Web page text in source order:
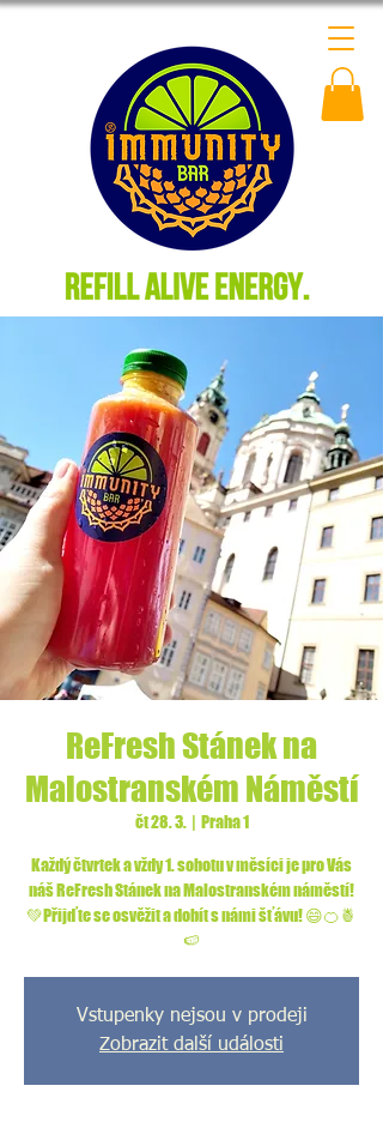
ReFresh Stánek na
Malostranském Náměstí
čt 28. 3.
  |
Praha 1
Každý čtvrtek a vždy 1. sobotu v měsíci je pro Vás
náš ReFresh Stánek na Malostranském náměstí!
💚Přijďte se osvěžit a dobít s námi šťávu! 😄🍊🍍
🍉
Vstupenky nejsou v prodeji
Zobrazit další události